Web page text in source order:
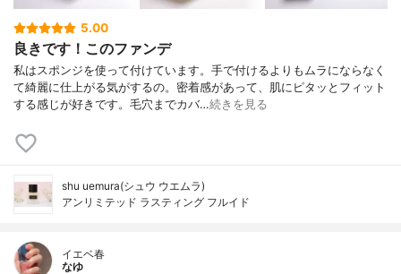
5.00
良きです！このファンデ
私はスポンジを使って付けています。手で付けるよりもムラにならなく
て綺麗に仕上がる気がするの。密着感があって、肌にピタッとフィット
する感じが好きです。毛穴までカバ…続きを見る
shu uemura(シュウ ウエムラ)
アンリミテッド ラスティング フルイド
イエベ春
なゆ